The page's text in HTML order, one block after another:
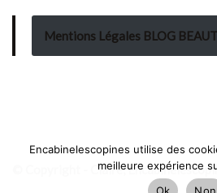
Mentions Légales BLOG
© Copyright - Claire,
Encabinelescopines utilise des
meilleure expérience
Ok
Non